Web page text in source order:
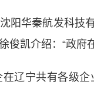
华秦航发科技有
俊凯介绍：“政府
宁共有各级企